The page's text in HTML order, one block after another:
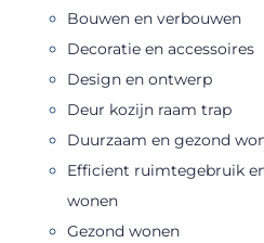
Bouwen en verbouwen
Decoratie en accessoires
Design en ontwerp
Deur kozijn raam trap
Duurzaam en gezond
Efficient ruimtegebruik
wonen
Gezond wonen